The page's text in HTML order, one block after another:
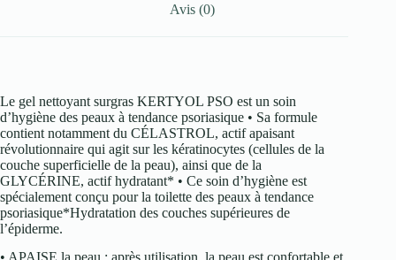
Avis (0)
Le gel nettoyant surgras KERTYOL PSO est un soin
d’hygiène des peaux à tendance psoriasique • Sa formule
contient notamment du CÉLASTROL, actif apaisant
révolutionnaire qui agit sur les kératinocytes (cellules de la
couche superficielle de la peau), ainsi que de la
GLYCÉRINE, actif hydratant* • Ce soin d’hygiène est
spécialement conçu pour la toilette des peaux à tendance
psoriasique*Hydratation des couches supérieures de
l’épiderme.